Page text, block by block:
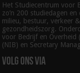
Het Studiecentrum voor
zo’n 200 studiedagen
milieu, bestuur, verkeer
gezondheidszorg.
voor Bedrijf en Overheid
(NIB) en Secretary
Volg ons via